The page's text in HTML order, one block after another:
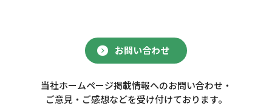
お問い合わせ
当社ホームページ掲載情報へのお問い合わせ・
ご意見・ご感想などを受け付けております。